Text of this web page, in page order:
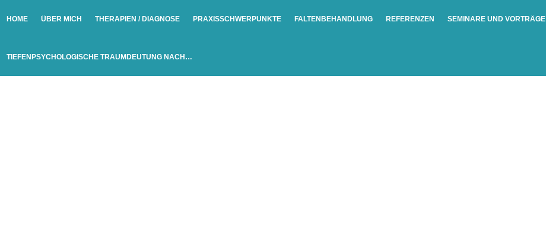
HOME ÜBER MICH THERAPIEN / DIAGNOSE PRAXISSCHWERPUNKTE FALTENBEHANDLUNG REFERENZEN SEMINARE UND VORTRÄGE
TIEFENPSYCHOLOGISCHE TRAUMDEUTUNG NACH…